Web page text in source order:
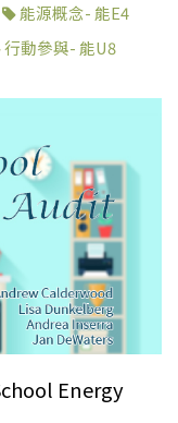
能源概念- 能E4
行動參與- 能U8
Energy